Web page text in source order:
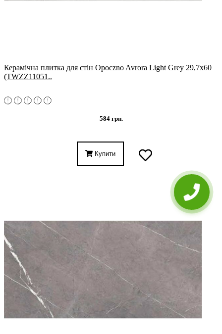
Керамічна плитка для стін Opoczno Avrora Light Grey 29,7x60
(TWZZ11051..
584 грн.
Купити